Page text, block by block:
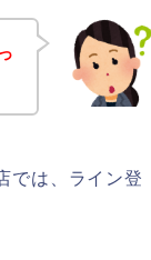
では、ライン登